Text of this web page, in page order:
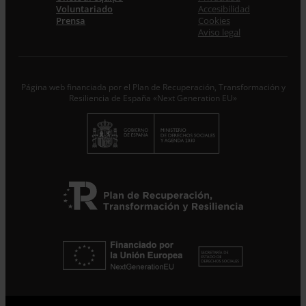
Acepto la Política de Privacidad*
Desde ENTRECULTURAS FE Y ALEGRÍA ESPAÑA
Voluntariado
Prensa
Accesibilidad
Cookies
Aviso legal
Página web financiada por el Plan de Recuperación, Transformación y
Resiliencia de España «Next Generation EU»